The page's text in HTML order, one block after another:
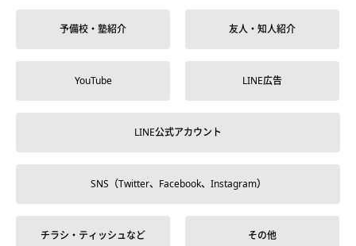
予備校・塾紹介 友人・知人紹介
YouTube LINE広告
LINE公式アカウント
SNS（Twitter、Facebook、Instagram）
チラシ・ティッシュなど その他